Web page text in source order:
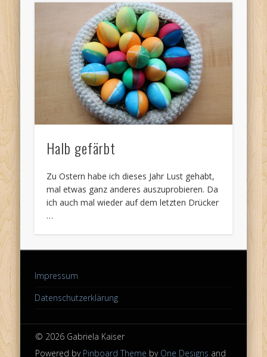
Halb gefärbt
Zu Ostern habe ich dieses Jahr Lust gehabt,
mal etwas ganz anderes auszuprobieren. Da
ich auch mal wieder auf dem letzten Drücker
…
Impressum
Datenschutzerklärung
© 2026 Gabriela Kaiser
Powered by Pinboard Theme by One Designs and